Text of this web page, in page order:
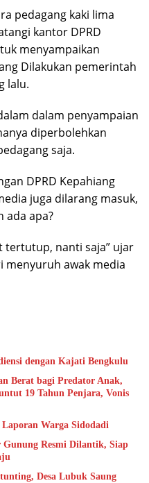
pedagang kaki lima
kantor DPRD
menyampaikan
Dilakukan pemerintah
lalu.
dalam penyampaian
diperbolehkan
saja.
DPRD Kepahiang
juga dilarang masuk,
ada apa?
tertutup, nanti saja” ujar
menyuruh awak media
dengan Kajati Bengkulu
Berat bagi Predator Anak,
19 Tahun Penjara, Vonis
Warga Sidodadi
Gunung Resmi Dilantik, Siap
Desa Lubuk Saung